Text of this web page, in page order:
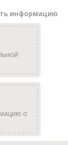
информацию
о